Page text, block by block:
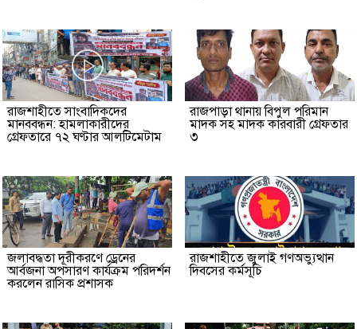
রাজশাহীতে সাংবাদিকদের
মানববন্ধন: হামলাকারীদের
গ্রেফতারে ৭২ ঘণ্টার আলটিমেটাম
রাজপাড়া থানায় বিপুল পরিমান
মাদক সহ মাদক কারবারী গ্রেফতার
৩
জলাবদ্ধতা দূরীকরণে ড্রেনের
আর্বজনা অপসারণ কার্যক্রম পরিদর্শন
করলেন রাসিক প্রশাসক
রাজশাহীতে জুলাই গণঅভ্যুত্থান
দিবসের কর্মসূচি